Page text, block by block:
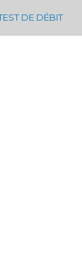
DE DÉBIT